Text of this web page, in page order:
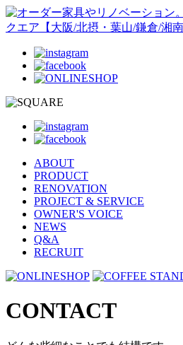
ABOUT
PRODUCT
RENOVATION
PROJECT & SERVICE
OWNER'S VOICE
NEWS
Q&A
RECRUIT
CONTACT